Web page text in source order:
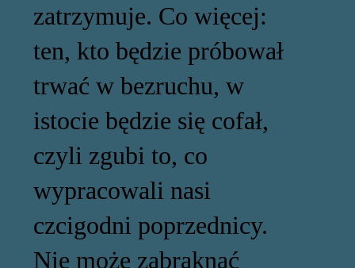
zatrzymuje. Co więcej:
ten, kto będzie próbował
trwać w bezruchu, w
istocie będzie się cofał,
czyli zgubi to, co
wypracowali nasi
czcigodni poprzednicy.
Nie może zabraknąć